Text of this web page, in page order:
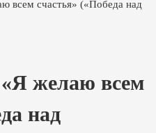
всем счастья» («Победа над
желаю всем
над